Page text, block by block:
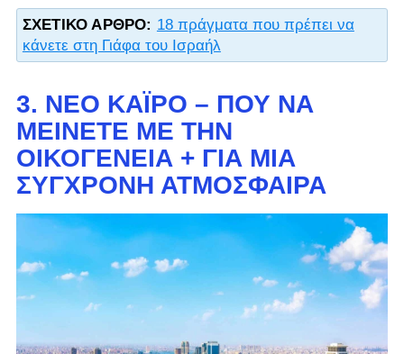
ΣΧΕΤΙΚΌ ΆΡΘΡΟ: 18 πράγματα που πρέπει να
κάνετε στη Γιάφα του Ισραήλ
3. ΝΈΟ ΚΆΙΡΟ – ΠΟΎ ΝΑ
ΜΕΊΝΕΤΕ ΜΕ ΤΗΝ
ΟΙΚΟΓΈΝΕΙΑ + ΓΙΑ ΜΙΑ
ΣΎΓΧΡΟΝΗ ΑΤΜΌΣΦΑΙΡΑ